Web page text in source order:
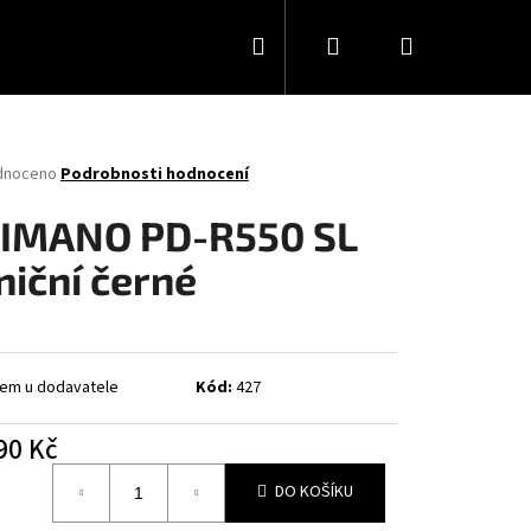
HledatPřihlášeníNákupní
Podrobnosti hodnocení
PD-R550 SL
černé
u dodavatele Kód: 427
Kč
DO KOŠÍKU